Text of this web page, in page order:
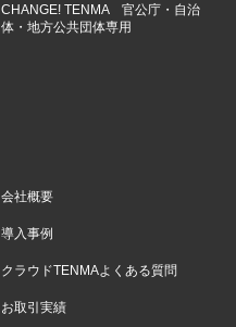
CHANGE! TENMA 官公庁・自治
体・地方公共団体専用
会社概要
導入事例
クラウドTENMAよくある質問
お取引実績